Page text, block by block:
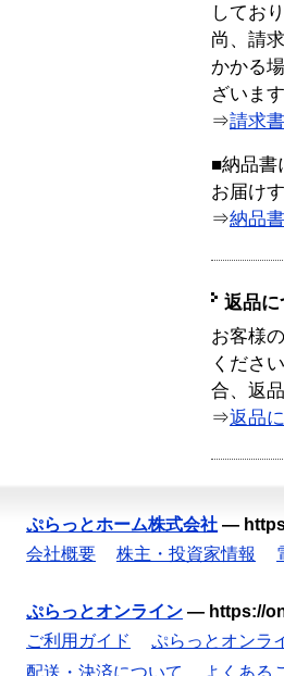
してお
尚、請
かかる
ざいます
⇒請求
■納品書
お届け
⇒納品
返品に
お客様
くださ
合、返
⇒返品
ぷらっとホーム株式会社 —
会社概要
株主・投資家情報
ぷらっとオンライン — https://
ご利用ガイド
ぷらっとオンラ